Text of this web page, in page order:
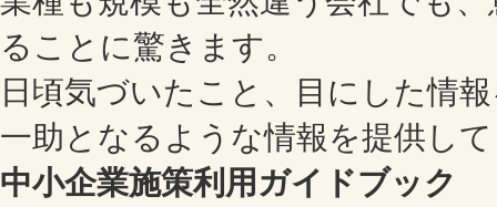
ることに驚きます。
日頃気づいたこと、目にした情
一助となるような情報を提供し
中小企業施策利用ガイドブック